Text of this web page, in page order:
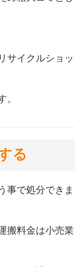
サイクルショッ
。
る
事で処分できま
搬料金は小売業